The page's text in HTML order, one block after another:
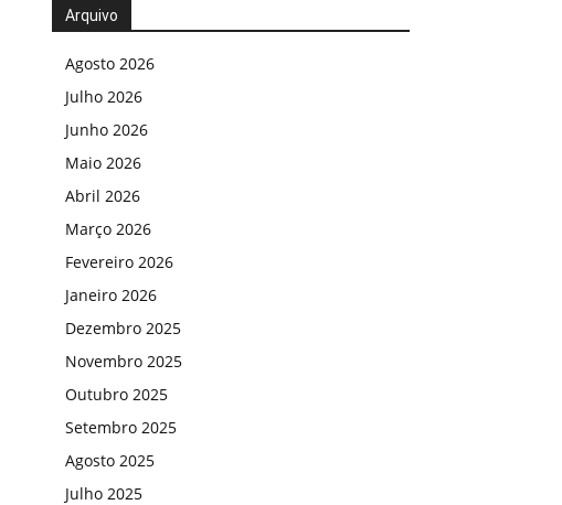
Arquivo
Agosto 2026
Julho 2026
Junho 2026
Maio 2026
Abril 2026
Março 2026
Fevereiro 2026
Janeiro 2026
Dezembro 2025
Novembro 2025
Outubro 2025
Setembro 2025
Agosto 2025
Julho 2025